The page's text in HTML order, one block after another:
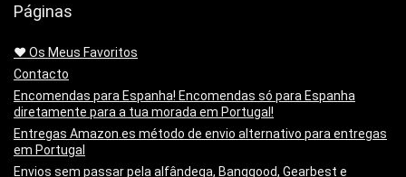
Páginas
❤️ Os Meus Favoritos
Contacto
Encomendas para Espanha! Encomendas só para Espanha
diretamente para a tua morada em Portugal!
Entregas Amazon.es método de envio alternativo para entregas
em Portugal
Envios sem passar pela alfândega, Banggood, Gearbest e